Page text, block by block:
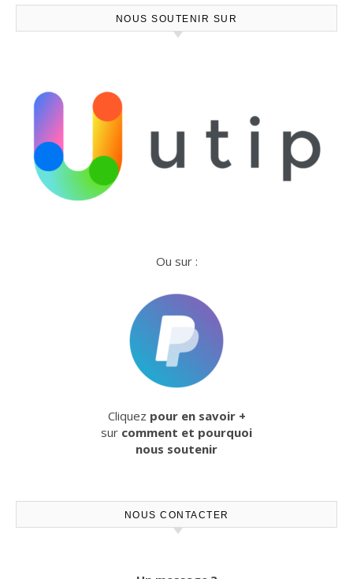
NOUS SOUTENIR SUR
Ou sur :
Cliquez pour en savoir +
sur comment et pourquoi
nous soutenir
NOUS CONTACTER